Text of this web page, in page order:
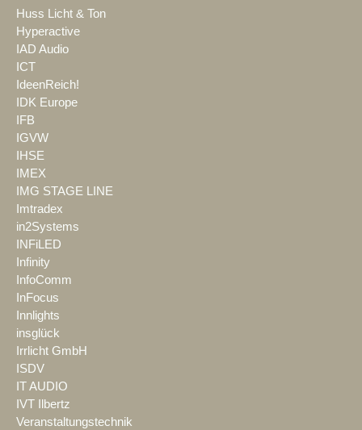
Huss Licht & Ton
Hyperactive
IAD Audio
ICT
IdeenReich!
IDK Europe
IFB
IGVW
IHSE
IMEX
IMG STAGE LINE
Imtradex
in2Systems
INFiLED
Infinity
InfoComm
InFocus
Innlights
insglück
Irrlicht GmbH
ISDV
IT AUDIO
IVT Ilbertz
Veranstaltungstechnik